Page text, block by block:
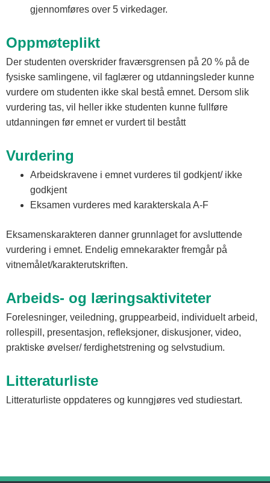
gjennomføres over 5 virkedager.
Oppmøteplikt
Der studenten overskrider fraværsgrensen på 20 % på de
fysiske samlingene, vil faglærer og utdanningsleder kunne
vurdere om studenten ikke skal bestå emnet. Dersom slik
vurdering tas, vil heller ikke studenten kunne fullføre
utdanningen før emnet er vurdert til bestått
Vurdering
Arbeidskravene i emnet vurderes til godkjent/ ikke
godkjent
Eksamen vurderes med karakterskala A-F
Eksamenskarakteren danner grunnlaget for avsluttende
vurdering i emnet. Endelig emnekarakter fremgår på
vitnemålet/karakterutskriften.
Arbeids- og læringsaktiviteter
Forelesninger, veiledning, gruppearbeid, individuelt arbeid,
rollespill, presentasjon, refleksjoner, diskusjoner, video,
praktiske øvelser/ ferdighetstrening og selvstudium.
Litteraturliste
Litteraturliste oppdateres og kunngjøres ved studiestart.